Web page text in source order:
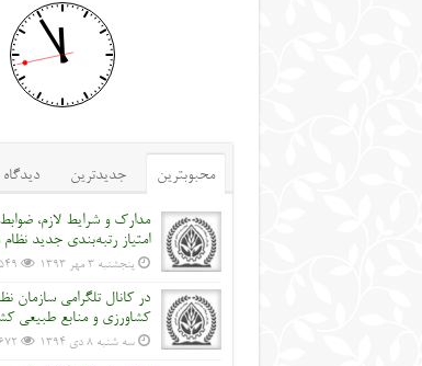
محبوبترین جدیدترین دیدگاه
مدارک و شرایط لازم،
امتیاز رتبه‌بندی جدید
پنجشنبه ۳ مهر ۱۳۹۳
در کانال تلگرامی سازمان
کشاورزی و منابع طبیعی
سه شنبه ۸ دی ۱۳۹۴